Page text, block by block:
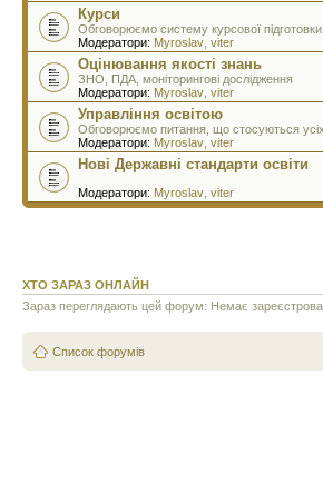
Курси
Обговорюємо систему курсової
Модератори: Myroslav viter
Оцінювання якості знань
ЗНО, ПДА, моніторингові дослідження
Модератори: Myroslav viter
Управління освітою
Обговорюємо питання, що стосуються усіх
Модератори: Myroslav viter
Нові Державні стандарти освіти
Модератори: Myroslav viter
ХТО ЗАРАЗ ОНЛАЙН
Зараз переглядають цей форум: Немає
Список форумів